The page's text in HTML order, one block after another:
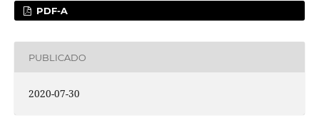
PDF-A
PUBLICADO
2020-07-30